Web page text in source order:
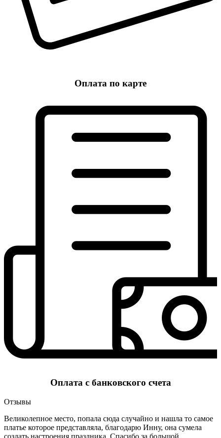
Оплата по карте
Оплата с банковского счета
Отзывы
Великолепное место, попала сюда случайно и нашла то самое
платье которое представляла, благодарю Инну, она сумела
создать настроения праздника. Спасибо за большой